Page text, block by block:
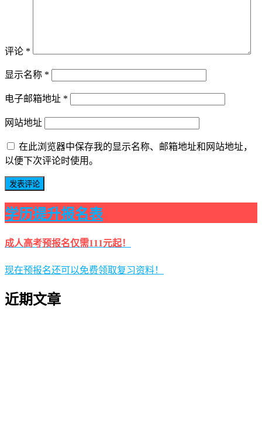
评论 *
显示名称 *
电子邮箱地址 *
网站地址
在此浏览器中保存我的显示名称、邮箱地址和网站地址，
以便下次评论时使用。
学历提升报名表
成人高考预报名仅需111元起！
现在预报名还可以免费领取复习资料！
近期文章